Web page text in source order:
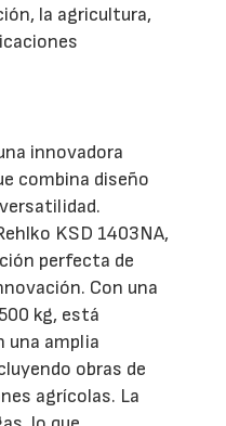
la agricultura,
innovadora
combina diseño
KSD 1403NA,
perfecta de
Con una
kg, está
una amplia
obras de
agrícolas. La